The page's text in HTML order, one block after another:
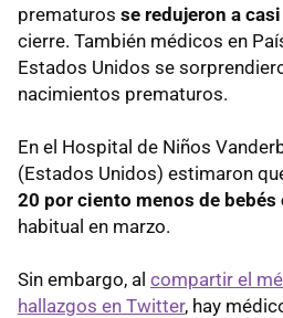
prematuros se redujeron a
cierre. También médicos en
Estados Unidos se
nacimientos prematuros.
En el Hospital de Niños
(Estados Unidos) estimaron
20 por ciento menos de bebés
habitual en marzo.
Sin embargo, al compartir el
hallazgos en Twitter, hay